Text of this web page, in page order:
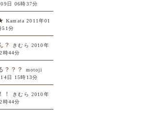
日 06時37分
Kamata 2011年01
51分
？ きむら 2010年
時44分
？？？ motoji
日 15時13分
！ きむら 2010年
時44分